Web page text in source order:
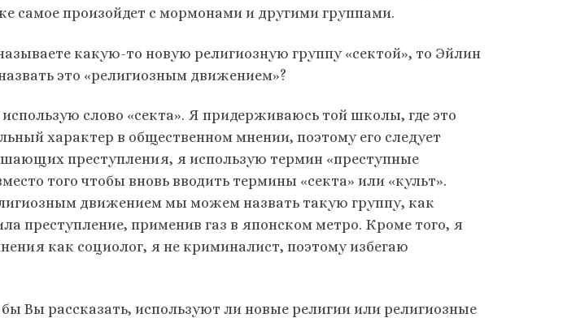
самое произойдет с мормонами и другими группами.
какую-то новую религиозную группу «сектой», то Эйлин
это «религиозным движением»?
слово «секта». Я придерживаюсь той школы, где это
характер в общественном мнении, поэтому его следует
преступления, я использую термин «преступные
того чтобы вновь вводить термины «секта» или «культ».
движением мы можем назвать такую группу, как
преступление, применив газ в японском метро. Кроме того, я
как социолог, я не криминалист, поэтому избегаю
Вы рассказать, используют ли новые религии или религиозные